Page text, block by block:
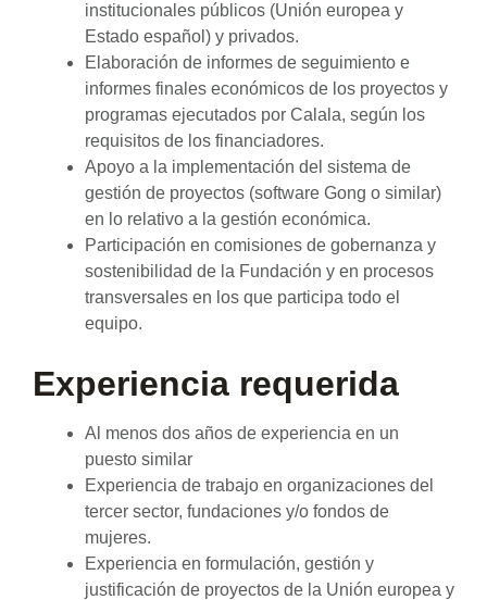
institucionales públicos (Unión europea y
Estado español) y privados.
Elaboración de informes de seguimiento e
informes finales económicos de los proyectos y
programas ejecutados por Calala, según los
requisitos de los financiadores.
Apoyo a la implementación del sistema de
gestión de proyectos (software Gong o similar)
en lo relativo a la gestión económica.
Participación en comisiones de gobernanza y
sostenibilidad de la Fundación y en procesos
transversales en los que participa todo el
equipo.
Experiencia requerida
Al menos dos años de experiencia en un
puesto similar
Experiencia de trabajo en organizaciones del
tercer sector, fundaciones y/o fondos de
mujeres.
Experiencia en formulación, gestión y
justificación de proyectos de la Unión europea y